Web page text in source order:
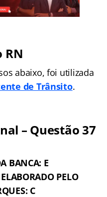
RN
abaixo, foi utilizada
de Trânsito.
– Questão 37
BANCA: E
PELO
C